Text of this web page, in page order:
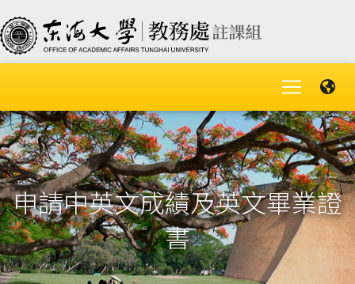
申請中英文成績及英文畢業證
書